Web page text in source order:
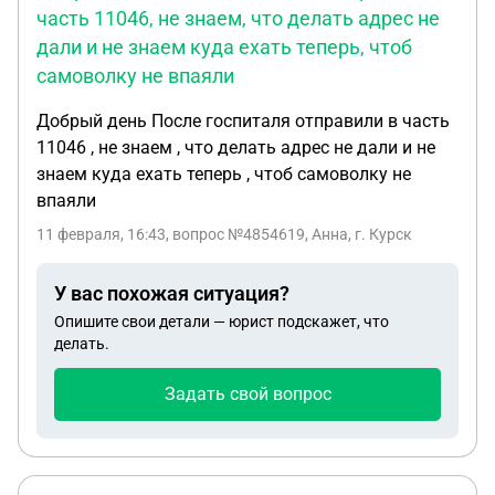
гражданский врач объяснил, что это должно
указано быть в твоих военных документах.
короче, в твоей книжке, что ну там получено хотя
привлечения в дальнейшем оно получено, там я
на ввк вот говорил врачам. Они зафиксировали
этот момент, ну после того короче, как только
начинал настаивать на чем либо, начинались
проблемы у меня разные уроды там всякие. Ну и
теперь так понимаю, вообще они отталкиваются
от того, как командир справку выпишет о
ранении, заболевании об обстоятельствах точнее.
И в связи с этим-то вот вопрос: как мне сделать
так, чтобы командир выписал мне эту справку,
как мне доказать, то вообще, что она там, то у
проводили, а до этого я работал на гражданской
часть 11046, не знаем, что делать адрес не
дали и не знаем куда ехать теперь, чтоб
самоволку не впаяли
Добрый день После госпиталя отправили в часть
11046 , не знаем , что делать адрес не дали и не
знаем куда ехать теперь , чтоб самоволку не
впаяли
11 февраля, 16:43, вопрос №4854619, Анна, г. Курск
У вас похожая ситуация?
Опишите свои детали — юрист подскажет, что
делать.
Задать свой вопрос